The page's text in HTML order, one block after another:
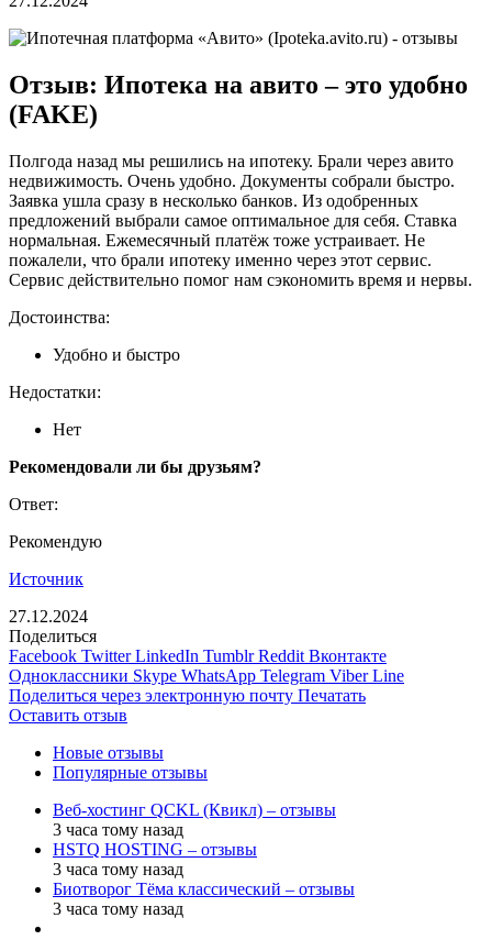
Отзыв: Ипотека на авито – это удобно
(FAKE)
Полгода назад мы решились на ипотеку. Брали через авито
недвижимость. Очень удобно. Документы собрали быстро.
Заявка ушла сразу в несколько банков. Из одобренных
предложений выбрали самое оптимальное для себя. Ставка
нормальная. Ежемесячный платёж тоже устраивает. Не
пожалели, что брали ипотеку именно через этот сервис.
Сервис действительно помог нам сэкономить время и нервы.
Достоинства:
Удобно и быстро
Недостатки:
Нет
Рекомендовали ли бы друзьям?
Ответ:
Рекомендую
Источник
27.12.2024
Поделиться
Facebook Twitter LinkedIn Tumblr Reddit Вконтакте
Одноклассники Skype WhatsApp Telegram Viber Line
Поделиться через электронную почту Печатать
Оставить отзыв
Новые отзывы
Популярные отзывы
Веб-хостинг QCKL (Квикл) – отзывы
3 часа тому назад
HSTQ HOSTING – отзывы
3 часа тому назад
Биотворог Тёма классический – отзывы
3 часа тому назад